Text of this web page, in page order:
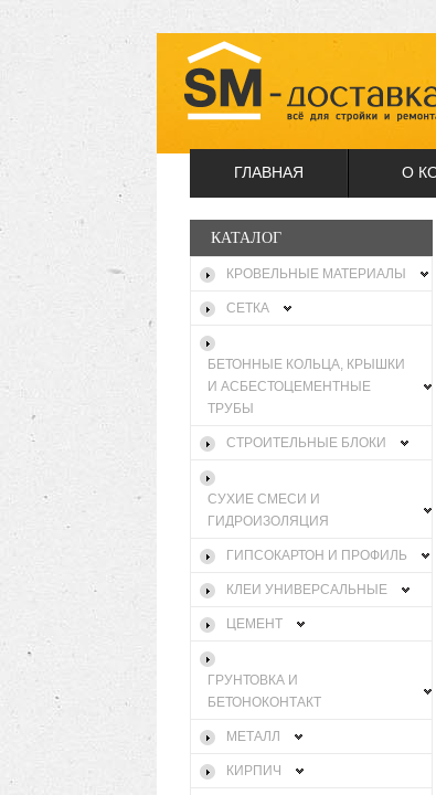
ГЛАВНАЯ О
КАТАЛОГ
КРОВЕЛЬНЫЕ МАТЕРИАЛЫ
СЕТКА
БЕТОННЫЕ КОЛЬЦА, КРЫШКИ
И АСБЕСТОЦЕМЕНТНЫЕ
ТРУБЫ
СТРОИТЕЛЬНЫЕ БЛОКИ
СУХИЕ СМЕСИ И
ГИДРОИЗОЛЯЦИЯ
ГИПСОКАРТОН И ПРОФИЛЬ
КЛЕИ УНИВЕРСАЛЬНЫЕ
ЦЕМЕНТ
ГРУНТОВКА И
БЕТОНОКОНТАКТ
МЕТАЛЛ
КИРПИЧ